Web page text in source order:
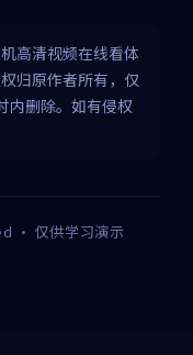
高清视频在线看体
归原作者所有，仅
内删除。如有侵权
· 仅供学习演示